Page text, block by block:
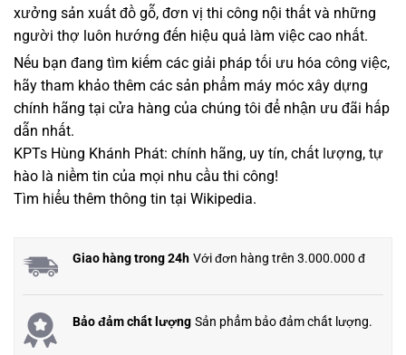
xưởng sản xuất đồ gỗ, đơn vị thi công nội thất và những
người thợ luôn hướng đến hiệu quả làm việc cao nhất.
Nếu bạn đang tìm kiếm các giải pháp tối ưu hóa công việc,
hãy tham khảo thêm các sản phẩm máy móc xây dựng
chính hãng tại cửa hàng của chúng tôi để nhận ưu đãi hấp
dẫn nhất.
KPTs Hùng Khánh Phát: chính hãng, uy tín, chất lượng, tự
hào là niềm tin của mọi nhu cầu thi công!
Tìm hiểu thêm thông tin tại Wikipedia.
Giao hàng trong 24h Với đơn hàng trên 3.000.000 đ
Bảo đảm chất lượng Sản phẩm bảo đảm chất lượng.